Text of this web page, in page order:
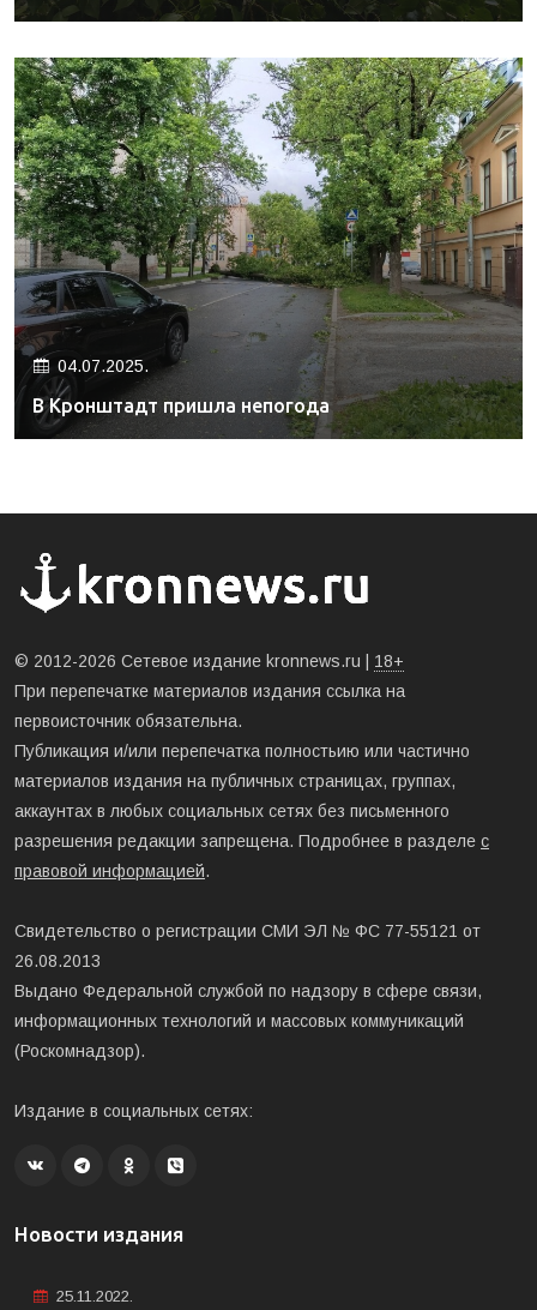
04.07.2025.
В Кронштадт пришла непогода
© 2012-2026 Сетевое издание kronnews.ru | 18+
При перепечатке материалов издания ссылка на
первоисточник обязательна.
Публикация и/или перепечатка полностьию или частично
материалов издания на публичных страницах, группах,
аккаунтах в любых социальных сетях без письменного
разрешения редакции запрещена. Подробнее в разделе с
правовой информацией.
Свидетельство о регистрации СМИ ЭЛ № ФС 77-55121 от
26.08.2013
Выдано Федеральной службой по надзору в сфере связи,
информационных технологий и массовых коммуникаций
(Роскомнадзор).
Издание в социальных сетях:
Новости издания
25.11.2022.